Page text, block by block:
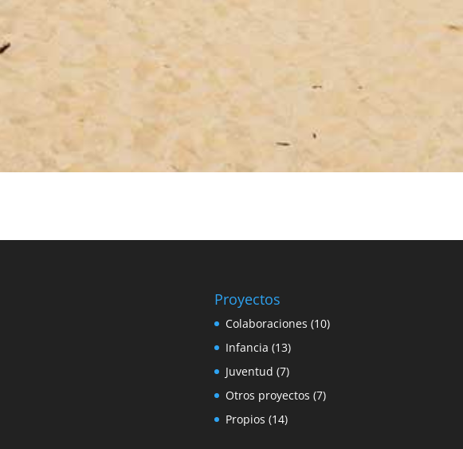
Proyectos
Colaboraciones (10)
Infancia (13)
Juventud (7)
Otros proyectos (7)
Propios (14)